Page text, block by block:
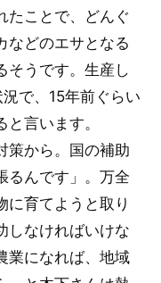
たことで、どんぐ
などのエサとなる
そうです。生産し
で、15年前ぐらい
言います。
策から。国の補助
るんです」。万全
に育てようと取り
しなければいけな
業になれば、地域